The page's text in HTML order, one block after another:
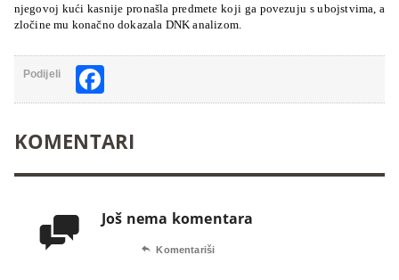
njegovoj kući kasnije pronašla predmete koji ga povezuju s ubojstvima, a
zločine mu konačno dokazala DNK analizom.
Podijeli
KOMENTARI
 Još nema komentara
 Komentariši